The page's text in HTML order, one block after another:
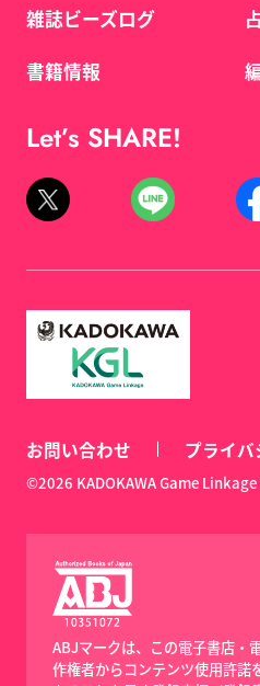
雑誌ビーズログ
書籍情報
Let’s SHARE!
お問い合わせ プライ
©2026 KADOKAWA Game Linkage
ABJマークは、この電子書店・
作権者からコンテンツ使用許諾